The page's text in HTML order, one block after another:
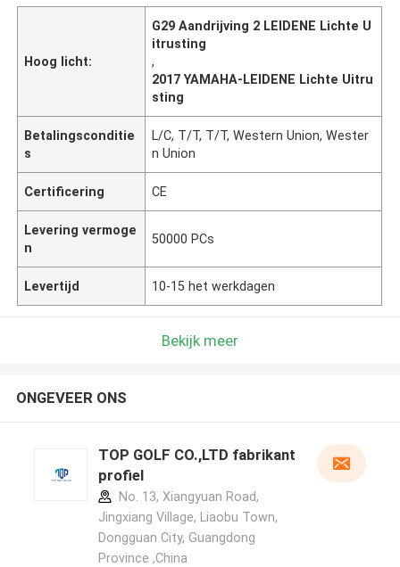
Hoog licht:
G29 Aandrijving 2 LEIDENE Lichte U
itrusting
,
2017 YAMAHA-LEIDENE Lichte Uitru
sting
Betalingsconditie
s
L/C, T/T, T/T, Western Union, Wester
n Union
Certificering CE
Levering vermoge
n
50000 PCs
Levertijd 10-15 het werkdagen
Bekijk meer
ONGEVEER ONS
TOP GOLF CO.,LTD fabrikant
profiel
No. 13, Xiangyuan Road,
Jingxiang Village, Liaobu Town,
Dongguan City, Guangdong
Province ,China